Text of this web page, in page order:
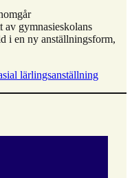
gymnasieskolans
i en ny anställningsform,
lärlingsanställning